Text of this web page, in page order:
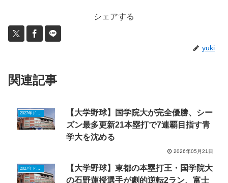
シェアする
yuki
関連記事
【大学野球】国学院大が完全優勝、シー
ズン最多更新21本塁打で7連覇目指す青
学大を沈める
2026年05月21日
2027年ドラフトニュース
【大学野球】東都の本塁打王・国学院大
の石野蓮授選手が劇的逆転2ラン、富士